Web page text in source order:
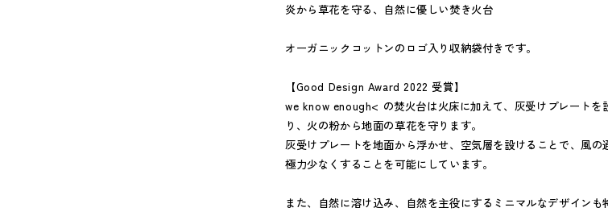
炎から草花を守る、自然に優しい焚き火台
オーガニックコットンのロゴ入り収納袋付きです。
【Good Design Award 2022 受賞】
we know enough< の焚火台は火床に加えて、灰受けプレートを
り、火の粉から地面の草花を守ります。
灰受けプレートを地面から浮かせ、空気層を設けることで、風
極力少なくすることを可能にしています。
また、自然に溶け込み、自然を主役にするミニマルなデザインも